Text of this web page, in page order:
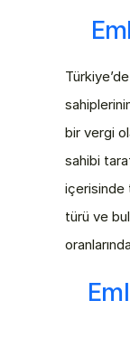
bir vergi
sahibi
içerisinde
türü ve